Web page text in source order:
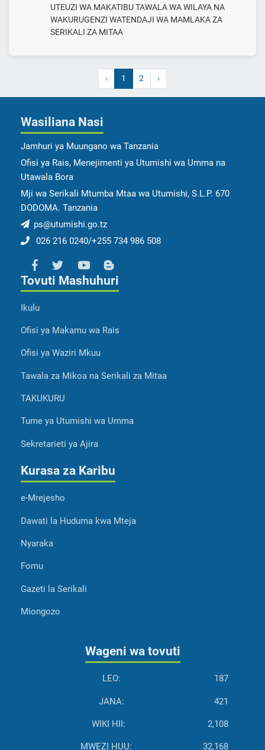
UTEUZI WA MAKATIBU TAWALA WA WILAYA NA
WAKURUGENZI WATENDAJI WA MAMLAKA ZA
SERIKALI ZA MITAA
‹ 1 2 ›
Wasiliana Nasi
Jamhuri ya Muungano wa Tanzania
Ofisi ya Rais, Menejimenti ya Utumishi wa Umma na
Utawala Bora
Mji wa Serikali Mtumba Mtaa wa Utumishi, S.L.P. 670
DODOMA. Tanzania
ps@utumishi.go.tz
026 216 0240/+255 734 986 508
Tovuti Mashuhuri
Ikulu
Ofisi ya Makamu wa Rais
Ofisi ya Waziri Mkuu
Tawala za Mikoa na Serikali za Mitaa
TAKUKURU
Tume ya Utumishi wa Umma
Sekretarieti ya Ajira
Kurasa za Karibu
e-Mrejesho
Dawati la Huduma kwa Mteja
Nyaraka
Fomu
Gazeti la Serikali
Miongozo
Wageni wa tovuti
LEO: 187
JANA: 421
WIKI HII: 2,108
MWEZI HUU: 32,168